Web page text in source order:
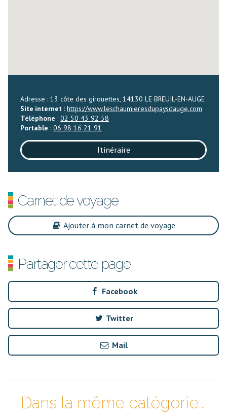
Adresse : 13 côte des girouettes, 14130 LE BREUIL-EN-AUGE
Site internet :https://www.leschaumieresdupaysdauge.com
Téléphone :02 50 43 92 58
Portable :06 98 16 21 91
Itinéraire
Carnet de voyage
Ajouter à mon carnet de voyage
Partager cette page
Facebook
Twitter
Mail
Dans la même catégorie...